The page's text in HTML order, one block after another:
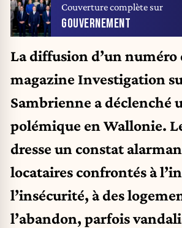
Couverture complète sur
GOUVERNEMENT
La diffusion d’un numéro
magazine Investigation
Sambrienne a déclenché
polémique en Wallonie.
dresse un constat
locataires confrontés à
l’insécurité, à des
l’abandon, parfois